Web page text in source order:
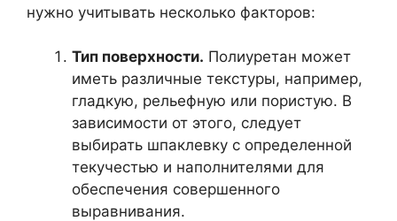
нужно учитывать несколько факторов:
Тип поверхности. Полиуретан может
иметь различные текстуры, например,
гладкую, рельефную или пористую. В
зависимости от этого, следует
выбирать шпаклевку с определенной
текучестью и наполнителями для
обеспечения совершенного
выравнивания.